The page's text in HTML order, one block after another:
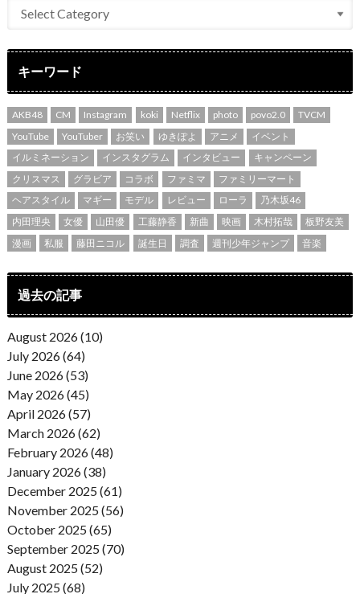
キーワード
AKB48 CM Instagram koki Netflix photo povo2.0
TVCM
YouTube
YouTuber お笑い ゆきぽよ アニメ
イベント
イルミネーション
インスタグラム インタビュー
キャンペーン
クリスマス
グラビア コラボ ファミマ
ファミリーマート
ヘアスタイル
マギー モデル レビュー ローラ
乃木坂46
内田理央
女優 山田優 工藤静香 新曲 映画 木村拓哉
板野友美
漫画
私服 藤田ニコル 誕生日 調査 週刊少年ジャンプ 音楽
過去の記事
August 2026 (10)
July 2026 (64)
June 2026 (53)
May 2026 (45)
April 2026 (57)
March 2026 (62)
February 2026 (48)
January 2026 (38)
December 2025 (61)
November 2025 (56)
October 2025 (65)
September 2025 (70)
August 2025 (52)
July 2025 (68)